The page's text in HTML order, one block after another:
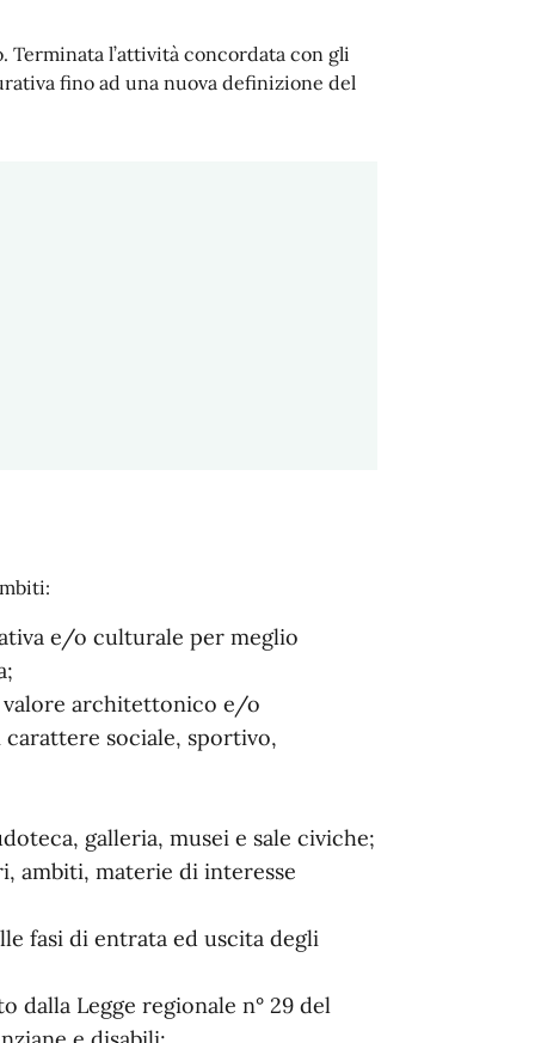
Terminata l’attività concordata con gli
fino ad una nuova definizione del
e/o culturale per meglio
valore architettonico e/o
sociale, sportivo,
galleria, musei e sale civiche;
ambiti, materie di interesse
fasi di entrata ed uscita degli
dalla Legge regionale n° 29 del